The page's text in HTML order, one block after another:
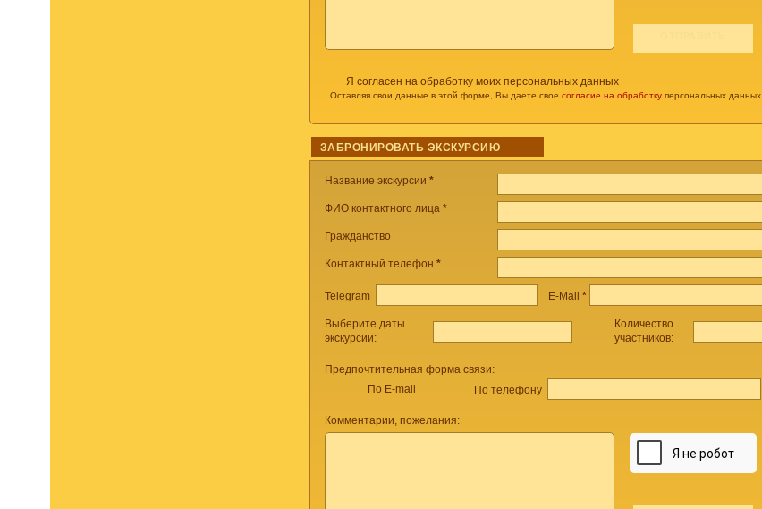
Я согласен на обработку моих персональных данных
Оставляя свои данные в этой форме, Вы даете свое согласие на обработку персональных данных
ЗАБРОНИРОВАТЬ ЭКСКУРСИЮ
Название экскурсии *
ФИО контактного лица *
Гражданство
Контактный телефон *
Telegram E-Mail *
Выберите даты
экскурсии:
Количество
участников:
Предпочтительная форма связи:
По E-mail
По телефону
Комментарии, пожелания: